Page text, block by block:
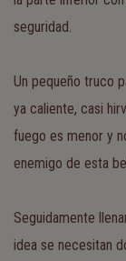
seguridad.
Un pequeño truco
ya caliente, casi
fuego es menor y
enemigo de esta
Seguidamente
idea se necesitan